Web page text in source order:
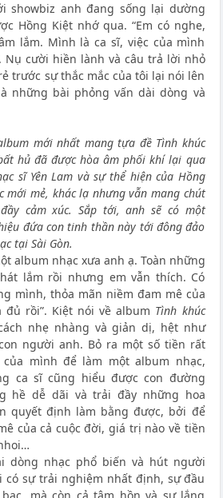
showbiz anh đang sống lại dường
Hồng Kiệt nhớ qua. “Em có nghe,
lắm. Mình là ca sĩ, việc của mình
Nụ cười hiền lành và câu trả lời nhỏ
trước sự thắc mắc của tôi lại nói lên
những bài phỏng vấn dài dòng và
mới nhất mang tựa đề Tình khúc
hủ đã được hòa âm phối khí lại qua
sĩ Yên Lam và sự thể hiện của Hồng
mới mẻ, khác lạ nhưng vẫn mang chút
cảm xúc. Sắp tới, anh sẽ có một
đứa con tinh thần này tới đông đảo
tại Sài Gòn.
album nhạc xưa anh ạ. Toàn những
lắm rồi nhưng em vẫn thích. Có
mình, thỏa mãn niềm đam mê của
rồi”. Kiệt nói về album Tình khúc
nhẹ nhàng và giản dị, hệt như
người anh. Bỏ ra một số tiền rất
mình để làm một album nhạc,
ca sĩ cũng hiểu được con đường
hề dễ dãi và trải đầy những hoa
quyết định làm bằng được, bởi để
của cả cuộc đời, giá trị nào về tiền
dòng nhạc phổ biến và hút người
có sự trải nghiệm nhất định, sự đầu